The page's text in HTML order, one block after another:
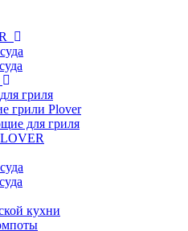
гриля
грили Plover
для гриля
кухни